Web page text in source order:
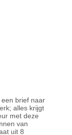
brief naar
alles krijgt
met deze
van
uit 8